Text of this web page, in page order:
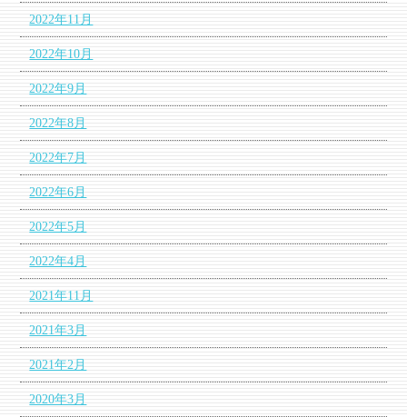
2022年11月
2022年10月
2022年9月
2022年8月
2022年7月
2022年6月
2022年5月
2022年4月
2021年11月
2021年3月
2021年2月
2020年3月